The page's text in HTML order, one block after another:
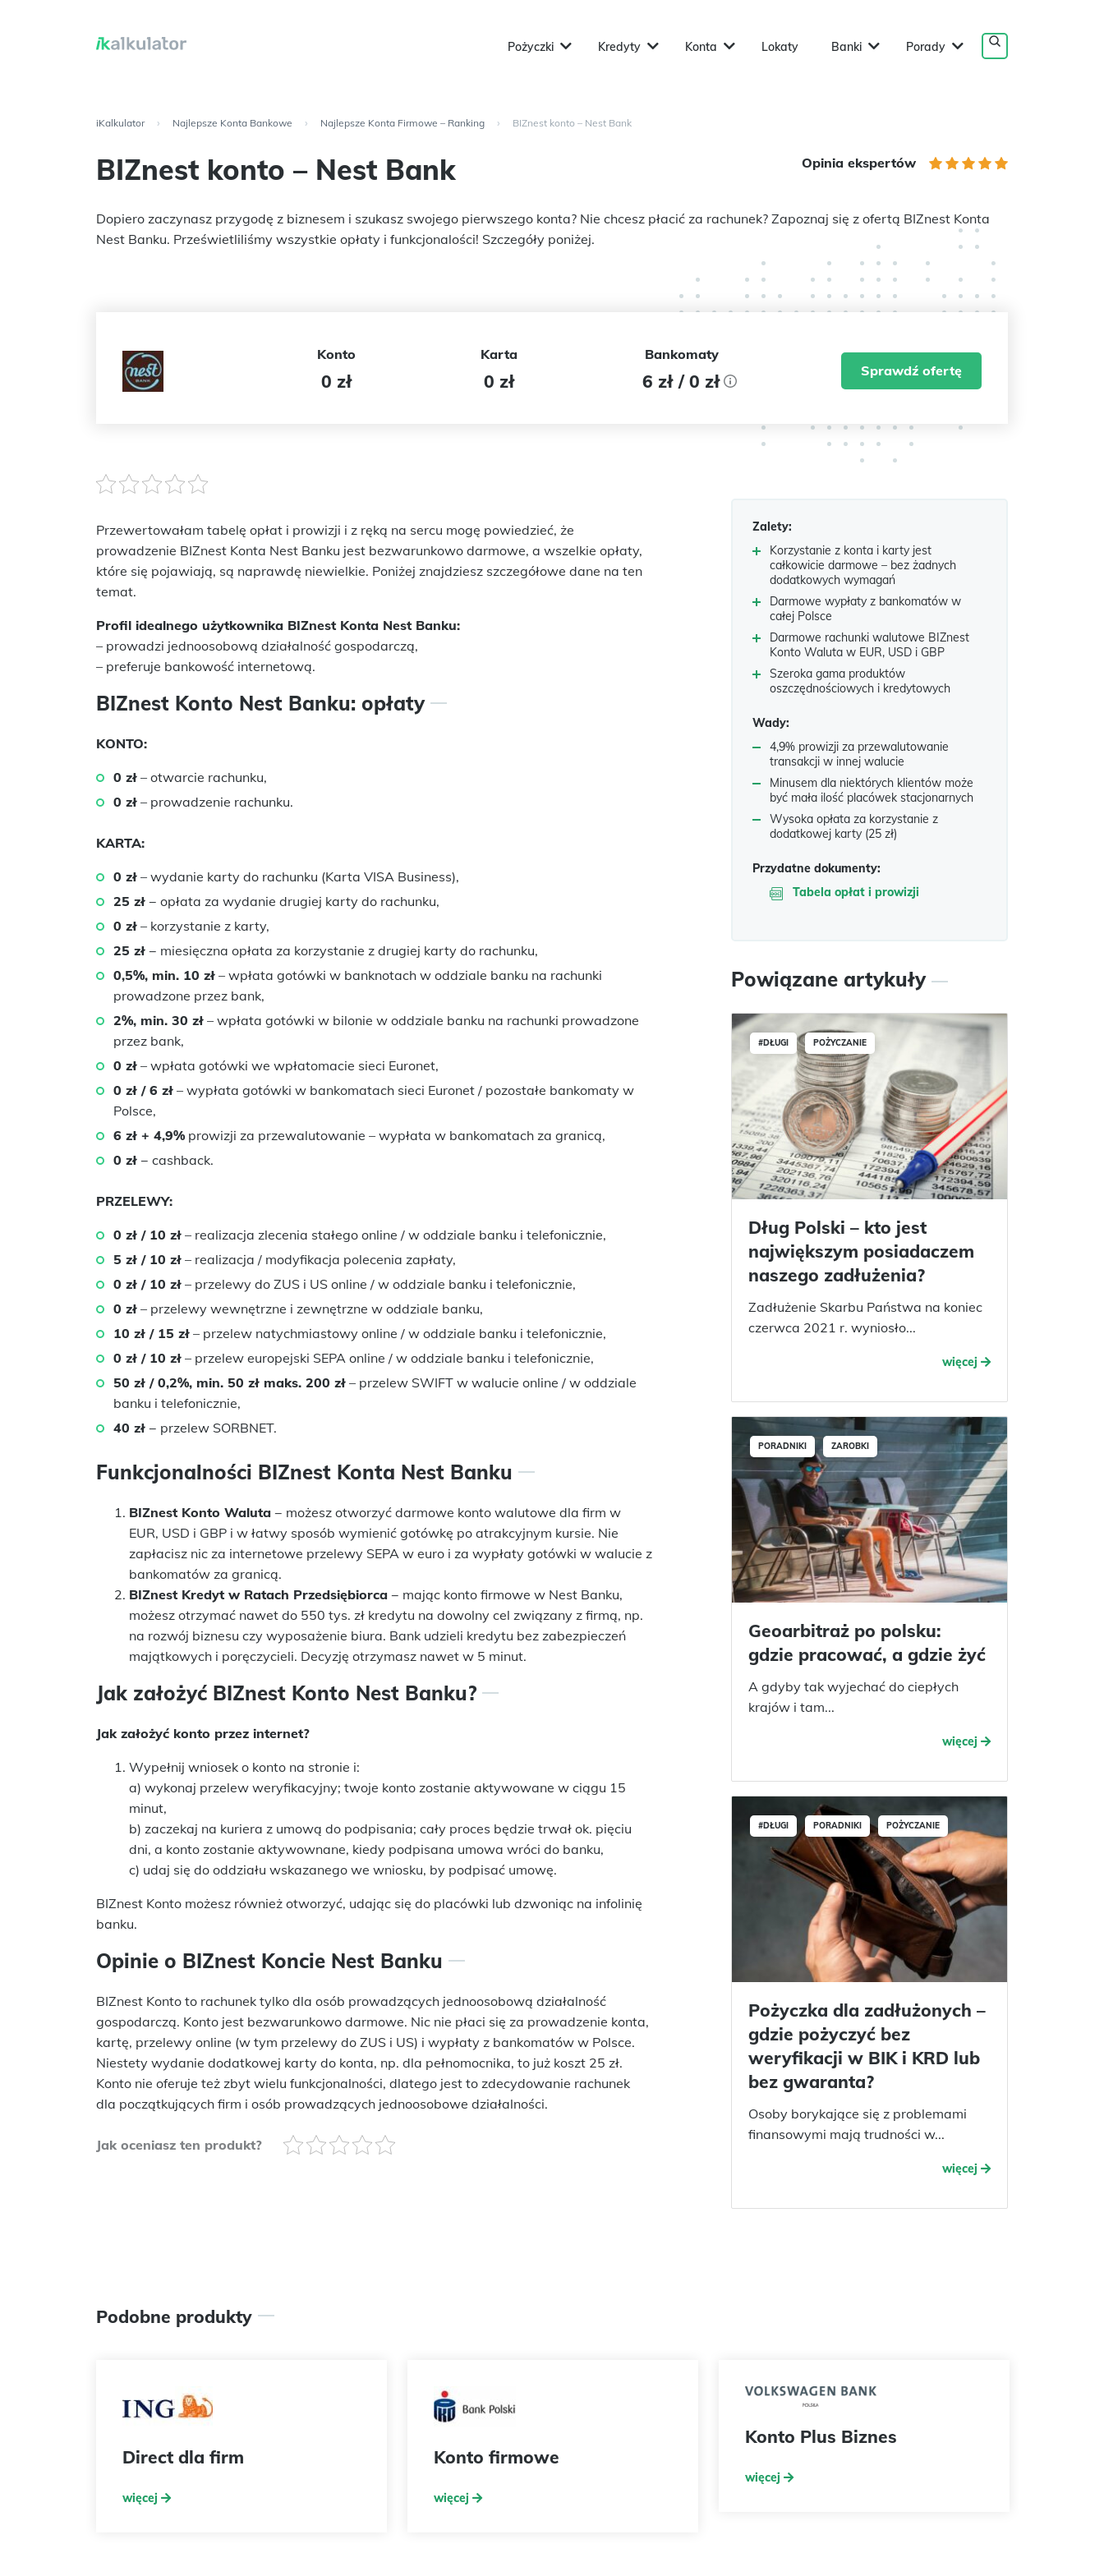
Pożyczki Kredyty Konta Lokaty Banki Porady
iKalkulator › Najlepsze Konta Bankowe › Najlepsze Konta Firmowe – Ranking › BIZnest konto – Nest Bank
BIZnest konto – Nest Bank Opinia ekspertów
Dopiero zaczynasz przygodę z biznesem i szukasz swojego pierwszego konta? Nie chcesz płacić za rachunek? Zapoznaj się z ofertą BIZnest Konta
Nest Banku. Prześwietliliśmy wszystkie opłaty i funkcjonalości! Szczegóły poniżej.
Konto
0 zł
Karta
0 zł
Bankomaty
6 zł / 0 zł Sprawdź ofertę
Przewertowałam tabelę opłat i prowizji i z ręką na sercu mogę powiedzieć, że
prowadzenie BIZnest Konta Nest Banku jest bezwarunkowo darmowe, a wszelkie opłaty,
które się pojawiają, są naprawdę niewielkie. Poniżej znajdziesz szczegółowe dane na ten
temat.
Profil idealnego użytkownika BIZnest Konta Nest Banku:
– prowadzi jednoosobową działalność gospodarczą,
– preferuje bankowość internetową.
BIZnest Konto Nest Banku: opłaty
KONTO:
0 zł – otwarcie rachunku,
0 zł – prowadzenie rachunku.
KARTA:
0 zł – wydanie karty do rachunku (Karta VISA Business),
25 zł − opłata za wydanie drugiej karty do rachunku,
0 zł – korzystanie z karty,
25 zł − miesięczna opłata za korzystanie z drugiej karty do rachunku,
0,5%, min. 10 zł – wpłata gotówki w banknotach w oddziale banku na rachunki
prowadzone przez bank,
2%, min. 30 zł – wpłata gotówki w bilonie w oddziale banku na rachunki prowadzone
przez bank,
0 zł – wpłata gotówki we wpłatomacie sieci Euronet,
0 zł / 6 zł – wypłata gotówki w bankomatach sieci Euronet / pozostałe bankomaty w
Polsce,
6 zł + 4,9% prowizji za przewalutowanie – wypłata w bankomatach za granicą,
0 zł − cashback.
PRZELEWY:
0 zł / 10 zł – realizacja zlecenia stałego online / w oddziale banku i telefonicznie,
5 zł / 10 zł – realizacja / modyfikacja polecenia zapłaty,
0 zł / 10 zł – przelewy do ZUS i US online / w oddziale banku i telefonicznie,
0 zł – przelewy wewnętrzne i zewnętrzne w oddziale banku,
10 zł / 15 zł – przelew natychmiastowy online / w oddziale banku i telefonicznie,
0 zł / 10 zł – przelew europejski SEPA online / w oddziale banku i telefonicznie,
50 zł / 0,2%, min. 50 zł maks. 200 zł – przelew SWIFT w walucie online / w oddziale
banku i telefonicznie,
40 zł − przelew SORBNET.
Funkcjonalności BIZnest Konta Nest Banku
BIZnest Konto Waluta − możesz otworzyć darmowe konto walutowe dla firm w
EUR, USD i GBP i w łatwy sposób wymienić gotówkę po atrakcyjnym kursie. Nie
zapłacisz nic za internetowe przelewy SEPA w euro i za wypłaty gotówki w walucie z
bankomatów za granicą.
BIZnest Kredyt w Ratach Przedsiębiorca − mając konto firmowe w Nest Banku,
możesz otrzymać nawet do 550 tys. zł kredytu na dowolny cel związany z firmą, np.
na rozwój biznesu czy wyposażenie biura. Bank udzieli kredytu bez zabezpieczeń
majątkowych i poręczycieli. Decyzję otrzymasz nawet w 5 minut.
Jak założyć BIZnest Konto Nest Banku?
Jak założyć konto przez internet?
Wypełnij wniosek o konto na stronie i:
a) wykonaj przelew weryfikacyjny; twoje konto zostanie aktywowane w ciągu 15
minut,
b) zaczekaj na kuriera z umową do podpisania; cały proces będzie trwał ok. pięciu
dni, a konto zostanie aktywownane, kiedy podpisana umowa wróci do banku,
c) udaj się do oddziału wskazanego we wniosku, by podpisać umowę.
BIZnest Konto możesz również otworzyć, udając się do placówki lub dzwoniąc na infolinię
banku.
Opinie o BIZnest Koncie Nest Banku
BIZnest Konto to rachunek tylko dla osób prowadzących jednoosobową działalność
gospodarczą. Konto jest bezwarunkowo darmowe. Nic nie płaci się za prowadzenie konta,
kartę, przelewy online (w tym przelewy do ZUS i US) i wypłaty z bankomatów w Polsce.
Niestety wydanie dodatkowej karty do konta, np. dla pełnomocnika, to już koszt 25 zł.
Konto nie oferuje też zbyt wielu funkcjonalności, dlatego jest to zdecydowanie rachunek
dla początkujących firm i osób prowadzących jednoosobowe działalności.
Jak oceniasz ten produkt?
Zalety:
Korzystanie z konta i karty jest
całkowicie darmowe – bez żadnych
dodatkowych wymagań
Darmowe wypłaty z bankomatów w
całej Polsce
Darmowe rachunki walutowe BIZnest
Konto Waluta w EUR, USD i GBP
Szeroka gama produktów
oszczędnościowych i kredytowych
Wady:
4,9% prowizji za przewalutowanie
transakcji w innej walucie
Minusem dla niektórych klientów może
być mała ilość placówek stacjonarnych
Wysoka opłata za korzystanie z
dodatkowej karty (25 zł)
Przydatne dokumenty:
Tabela opłat i prowizji
Powiązane artykuły
#DŁUGI POŻYCZANIE
Dług Polski – kto jest
największym posiadaczem
naszego zadłużenia?
Zadłużenie Skarbu Państwa na koniec
czerwca 2021 r. wyniosło...
więcej
PORADNIKI ZAROBKI
Geoarbitraż po polsku:
gdzie pracować, a gdzie żyć
A gdyby tak wyjechać do ciepłych
krajów i tam...
więcej
#DŁUGI PORADNIKI POŻYCZANIE
Pożyczka dla zadłużonych –
gdzie pożyczyć bez
weryfikacji w BIK i KRD lub
bez gwaranta?
Osoby borykające się z problemami
finansowymi mają trudności w...
więcej
Podobne produkty
Direct dla firm
więcej
Konto firmowe
więcej
Konto Plus Biznes
więcej